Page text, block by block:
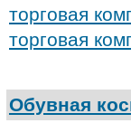
торговая
торговая
Обувная